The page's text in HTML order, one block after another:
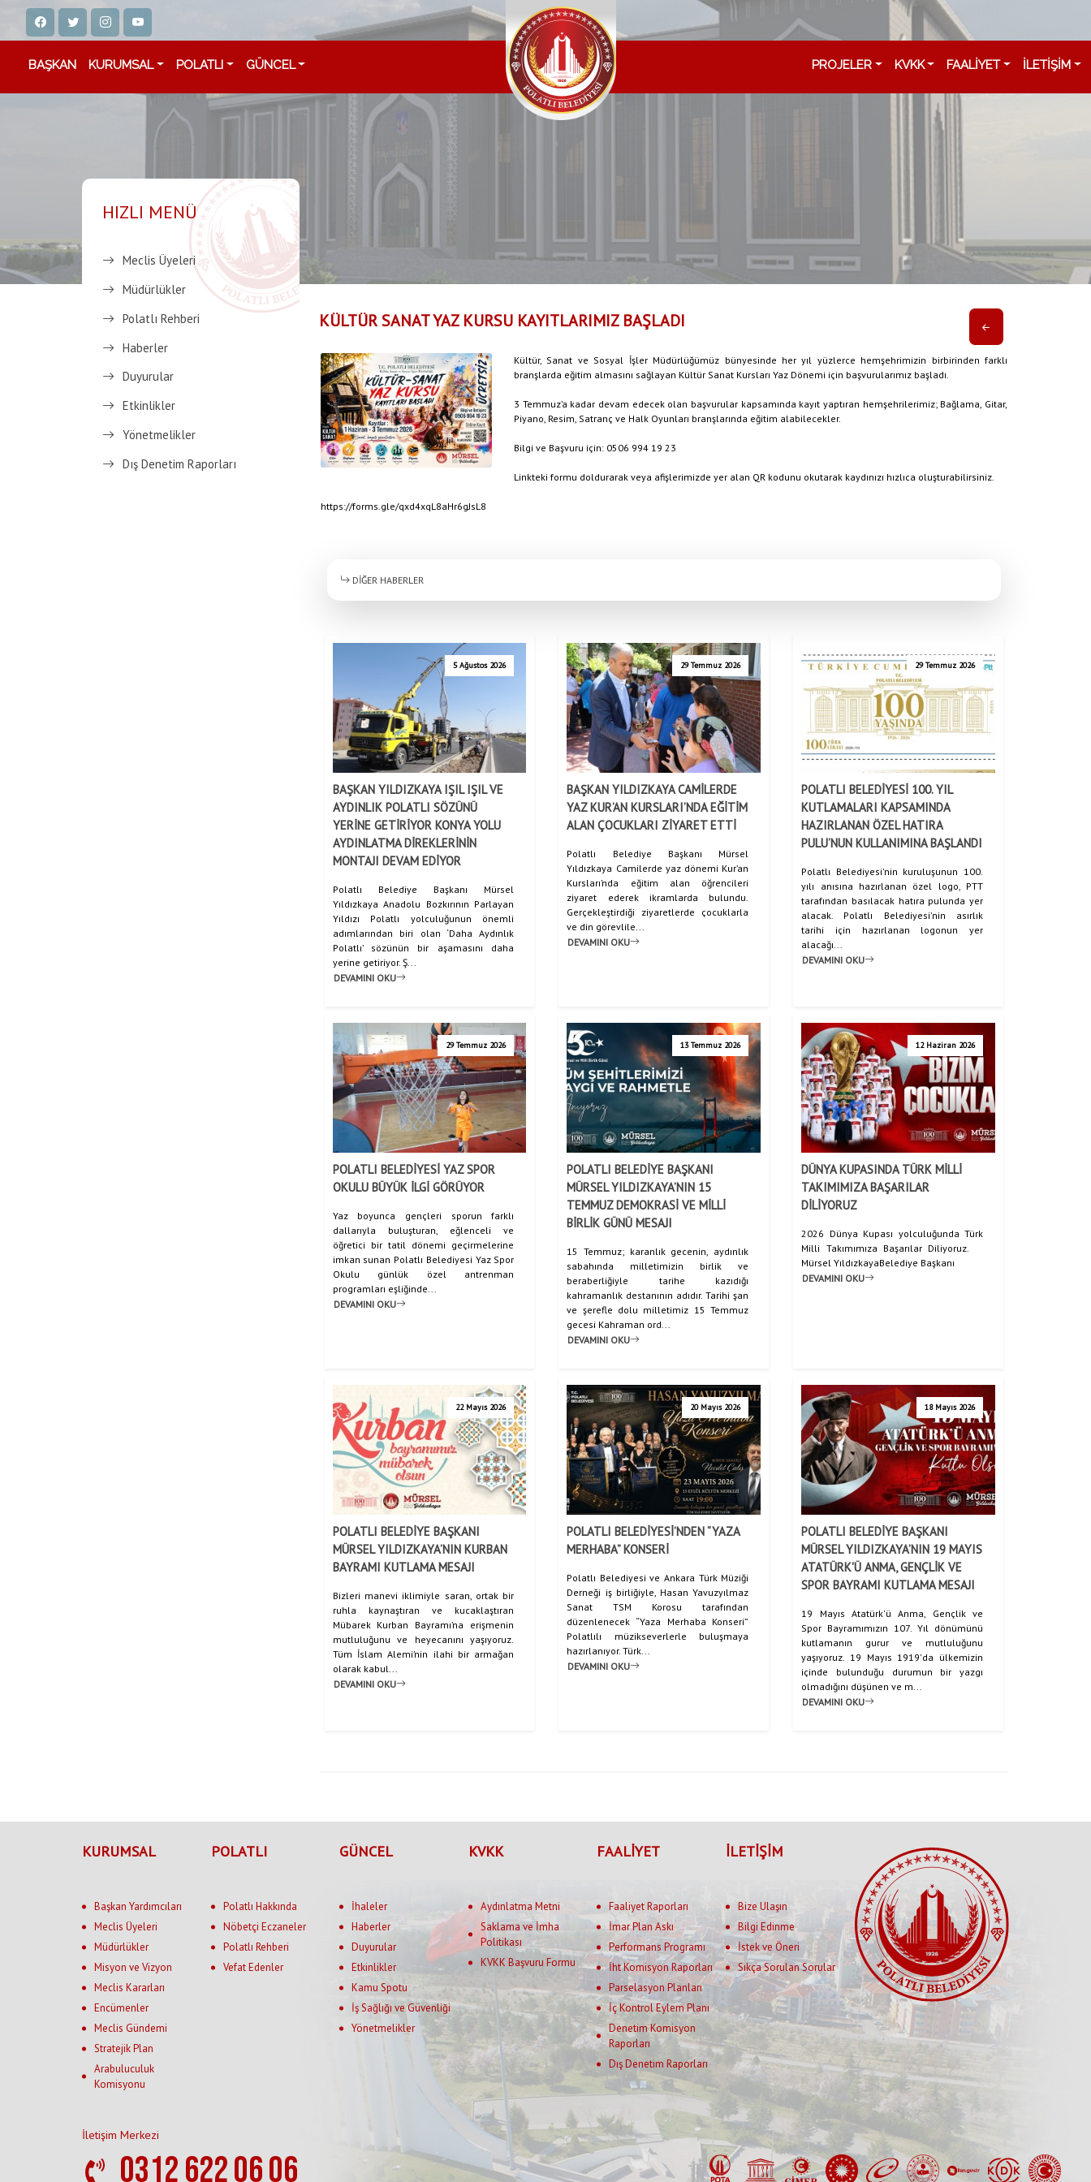
BAŞKAN KURUMSAL POLATLI GÜNCEL PROJELER KVKK FAALİYET İLETİŞİM
Haberler / KÜLTÜR SANAT YAZ KURSU KAYITLARIMIZ BAŞLADI
HIZLI MENÜ
Meclis Üyeleri
Müdürlükler
Polatlı Rehberi
Haberler
Duyurular
Etkinlikler
Yönetmelikler
Dış Denetim Raporları
KÜLTÜR SANAT YAZ KURSU KAYITLARIMIZ BAŞLADI
Kültür, Sanat ve Sosyal İşler Müdürlüğümüz bünyesinde her yıl yüzlerce hemşehrimizin birbirinden farklı
branşlarda eğitim almasını sağlayan Kültür Sanat Kursları Yaz Dönemi için başvurularımız başladı.
3 Temmuz’a kadar devam edecek olan başvurular kapsamında kayıt yaptıran hemşehrilerimiz; Bağlama, Gitar,
Piyano, Resim, Satranç ve Halk Oyunları branşlarında eğitim alabilecekler.
Bilgi ve Başvuru için: 0506 994 19 23
Linkteki formu doldurarak veya afişlerimizde yer alan QR kodunu okutarak kaydınızı hızlıca oluşturabilirsiniz.
https://forms.gle/qxd4xqL8aHr6gJsL8
DİĞER HABERLER
5 Ağustos 2026
BAŞKAN YILDIZKAYA IŞIL IŞIL VE
AYDINLIK POLATLI SÖZÜNÜ
YERİNE GETİRİYOR KONYA YOLU
AYDINLATMA DİREKLERİNİN
MONTAJI DEVAM EDİYOR
Polatlı Belediye Başkanı Mürsel
Yıldızkaya Anadolu Bozkırının Parlayan
Yıldızı Polatlı yolculuğunun önemli
adımlarından biri olan ‘Daha Aydınlık
Polatlı’ sözünün bir aşamasını daha
yerine getiriyor. Ş...
DEVAMINI OKU
29 Temmuz 2026
BAŞKAN YILDIZKAYA CAMİLERDE
YAZ KUR’AN KURSLARI’NDA EĞİTİM
ALAN ÇOCUKLARI ZİYARET ETTİ
Polatlı Belediye Başkanı Mürsel
Yıldızkaya Camilerde yaz dönemi Kur’an
Kursları’nda eğitim alan öğrencileri
ziyaret ederek ikramlarda bulundu.
Gerçekleştirdiği ziyaretlerde çocuklarla
ve din görevlile...
DEVAMINI OKU
29 Temmuz 2026
POLATLI BELEDİYESİ 100. YIL
KUTLAMALARI KAPSAMINDA
HAZIRLANAN ÖZEL HATIRA
PULU’NUN KULLANIMINA BAŞLANDI
Polatlı Belediyesi'nin kuruluşunun 100.
yılı anısına hazırlanan özel logo, PTT
tarafından basılacak hatıra pulunda yer
alacak. Polatlı Belediyesi'nin asırlık
tarihi için hazırlanan logonun yer
alacağı...
DEVAMINI OKU
29 Temmuz 2026
POLATLI BELEDİYESİ YAZ SPOR
OKULU BÜYÜK İLGİ GÖRÜYOR
Yaz boyunca gençleri sporun farklı
dallarıyla buluşturan, eğlenceli ve
öğretici bir tatil dönemi geçirmelerine
imkan sunan Polatlı Belediyesi Yaz Spor
Okulu günlük özel antrenman
programları eşliğinde...
DEVAMINI OKU
13 Temmuz 2026
POLATLI BELEDİYE BAŞKANI
MÜRSEL YILDIZKAYA’NIN 15
TEMMUZ DEMOKRASİ VE MİLLİ
BİRLİK GÜNÜ MESAJI
15 Temmuz; karanlık gecenin, aydınlık
sabahında milletimizin birlik ve
beraberliğiyle tarihe kazıdığı
kahramanlık destanının adıdır. Tarihi şan
ve şerefle dolu milletimiz 15 Temmuz
gecesi Kahraman ord...
DEVAMINI OKU
12 Haziran 2026
DÜNYA KUPASINDA TÜRK MİLLİ
TAKIMIMIZA BAŞARILAR
DİLİYORUZ
2026 Dünya Kupası yolculuğunda Türk
Milli Takımımıza Başarılar Diliyoruz.
Mürsel YıldızkayaBelediye Başkanı
DEVAMINI OKU
22 Mayıs 2026
POLATLI BELEDİYE BAŞKANI
MÜRSEL YILDIZKAYA’NIN KURBAN
BAYRAMI KUTLAMA MESAJI
Bizleri manevi iklimiyle saran, ortak bir
ruhla kaynaştıran ve kucaklaştıran
Mübarek Kurban Bayramı’na erişmenin
mutluluğunu ve heyecanını yaşıyoruz.
Tüm İslam Alemi’nin ilahi bir armağan
olarak kabul...
DEVAMINI OKU
20 Mayıs 2026
POLATLI BELEDİYESİ’NDEN “YAZA
MERHABA” KONSERİ
Polatlı Belediyesi ve Ankara Türk Müziği
Derneği iş birliğiyle, Hasan Yavuzyılmaz
Sanat TSM Korosu tarafından
düzenlenecek “Yaza Merhaba Konseri”
Polatlılı müzikseverlerle buluşmaya
hazırlanıyor. Türk...
DEVAMINI OKU
18 Mayıs 2026
POLATLI BELEDİYE BAŞKANI
MÜRSEL YILDIZKAYA’NIN 19 MAYIS
ATATÜRK'Ü ANMA, GENÇLİK VE
SPOR BAYRAMI KUTLAMA MESAJI
19 Mayıs Atatürk'ü Anma, Gençlik ve
Spor Bayramımızın 107. Yıl dönümünü
kutlamanın gurur ve mutluluğunu
yaşıyoruz. 19 Mayıs 1919'da ülkemizin
içinde bulunduğu durumun bir yazgı
olmadığını düşünen ve m...
DEVAMINI OKU
KURUMSAL
Başkan Yardımcıları
Meclis Üyeleri
Müdürlükler
Misyon ve Vizyon
Meclis Kararları
Encümenler
Meclis Gündemi
Stratejik Plan
Arabuluculuk
Komisyonu
POLATLI
Polatlı Hakkında
Nöbetçi Eczaneler
Polatlı Rehberi
Vefat Edenler
GÜNCEL
İhaleler
Haberler
Duyurular
Etkinlikler
Kamu Spotu
İş Sağlığı ve Güvenliği
Yönetmelikler
KVKK
Aydınlatma Metni
Saklama ve İmha
Politikası
KVKK Başvuru Formu
FAALİYET
Faaliyet Raporları
İmar Plan Askı
Performans Programı
İht Komisyon Raporları
Parselasyon Planları
İç Kontrol Eylem Planı
Denetim Komisyon
Raporları
Dış Denetim Raporları
İLETİŞİM
Bize Ulaşın
Bilgi Edinme
İstek ve Öneri
Sıkça Sorulan Sorular
İletişim Merkezi
0312 622 06 06